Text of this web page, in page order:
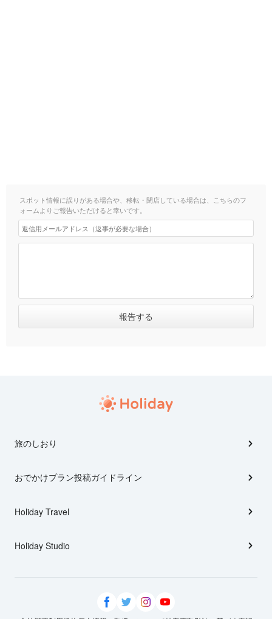
スポット情報に誤りがある場合や、移転・閉店している場合は、こちらのフ
ォームよりご報告いただけると幸いです。
旅のしおり
おでかけプラン投稿ガイドライン
Holiday Travel
Holiday Studio